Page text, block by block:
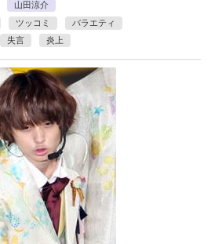
山田涼介
ツッコミ
バラエティ
失言 炎上